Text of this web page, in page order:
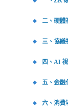
二、硬體
三、協議
四、AI
五、金融
六、消費